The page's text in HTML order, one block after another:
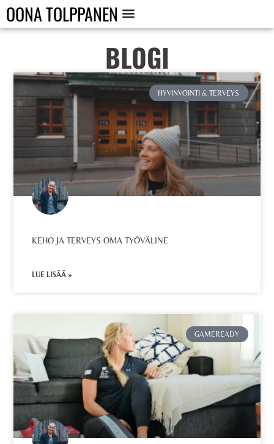
OONA TOLPPANEN
BLOGI
HYVINVOINTI & TERVEYS
KEHO JA TERVEYS OMA TYÖVÄLINE
LUE LISÄÄ »
GAMEREADY